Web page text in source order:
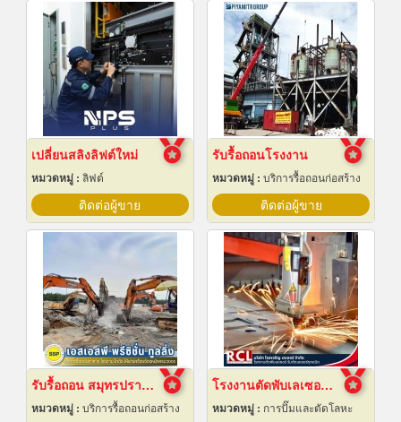
เปลี่ยนสลิงลิฟต์ใหม่
หมวดหมู่ : ลิฟต์
ติดต่อผู้ขาย
รับรื้อถอนโรงงาน
หมวดหมู่ : บริการรื้อถอนก่อสร้าง
ติดต่อผู้ขาย
รับรื้อถอน สมุทรปราการ
หมวดหมู่ : บริการรื้อถอนก่อสร้าง
โรงงานตัดพับเลเซอร์ อยุธยา
หมวดหมู่ : การปั๊มและตัดโลหะ